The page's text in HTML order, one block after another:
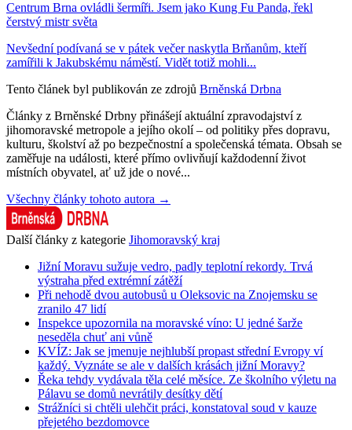
Centrum Brna ovládli šermíři. Jsem jako Kung Fu Panda, řekl
čerstvý mistr světa
Nevšední podívaná se v pátek večer naskytla Brňanům, kteří
zamířili k Jakubskému náměstí. Vidět totiž mohli...
Tento článek byl publikován ze zdrojů Brněnská Drbna
Články z Brněnské Drbny přinášejí aktuální zpravodajství z
jihomoravské metropole a jejího okolí – od politiky přes dopravu,
kulturu, školství až po bezpečnostní a společenská témata. Obsah se
zaměřuje na události, které přímo ovlivňují každodenní život
místních obyvatel, ať už jde o nové...
Všechny články tohoto autora →
Další články z kategorie Jihomoravský kraj
Jižní Moravu sužuje vedro, padly teplotní rekordy. Trvá
výstraha před extrémní zátěží
Při nehodě dvou autobusů u Oleksovic na Znojemsku se
zranilo 47 lidí
Inspekce upozornila na moravské víno: U jedné šarže
neseděla chuť ani vůně
KVÍZ: Jak se jmenuje nejhlubší propast střední Evropy ví
každý. Vyznáte se ale v dalších krásách jižní Moravy?
Řeka tehdy vydávala těla celé měsíce. Ze školního výletu na
Pálavu se domů nevrátily desítky dětí
Strážníci si chtěli ulehčit práci, konstatoval soud v kauze
přejetého bezdomovce